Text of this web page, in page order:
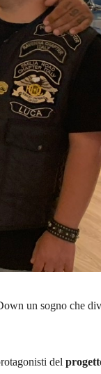
un sogno che
del